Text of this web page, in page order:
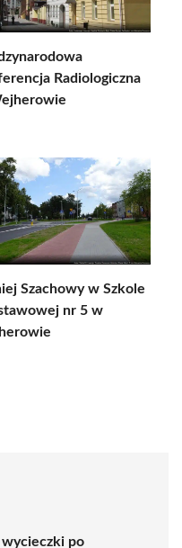
Radiologiczna
Szachowy w Szkole
nr 5 w
wycieczki po